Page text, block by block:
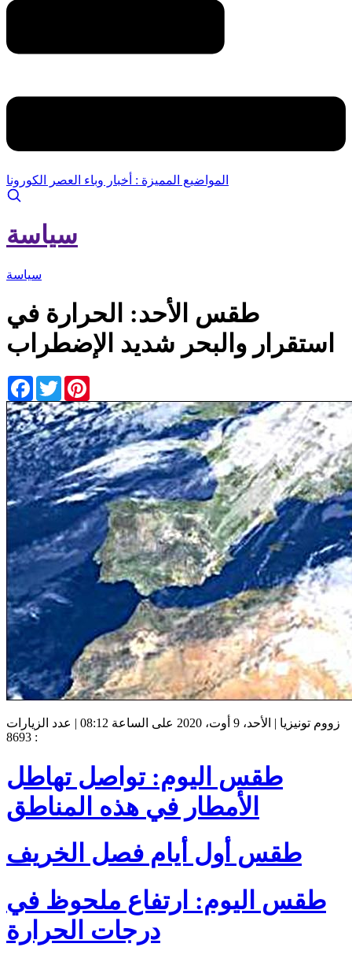
المواضيع المميزة : أخبار وباء العصر الكورونا
سياسة
سياسة
طقس الأحد: الحرارة في
استقرار والبحر شديد الإضطراب
Facebook
Twitter
زووم تونيزيا | الأحد، 9 أوت، 2020 على الساعة 08:12 | عدد الزيارات
: 8693
طقس اليوم: تواصل تهاطل
الأمطار في هذه المناطق
طقس أول أيام فصل الخريف
طقس اليوم: ارتفاع ملحوظ في
درجات الحرارة